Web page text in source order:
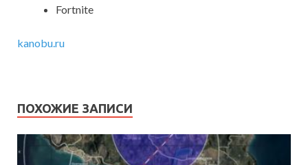
Fortnite
kanobu.ru
ПОХОЖИЕ ЗАПИСИ